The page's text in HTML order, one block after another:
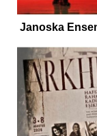
Janoska